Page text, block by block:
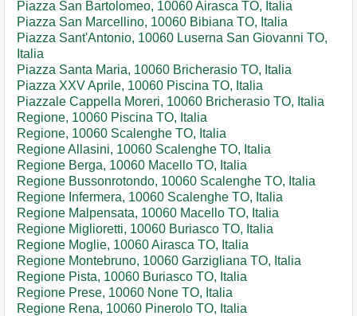
Piazza San Bartolomeo, 10060 Airasca TO, Italia
Piazza San Marcellino, 10060 Bibiana TO, Italia
Piazza Sant'Antonio, 10060 Luserna San Giovanni TO,
Italia
Piazza Santa Maria, 10060 Bricherasio TO, Italia
Piazza XXV Aprile, 10060 Piscina TO, Italia
Piazzale Cappella Moreri, 10060 Bricherasio TO, Italia
Regione, 10060 Piscina TO, Italia
Regione, 10060 Scalenghe TO, Italia
Regione Allasini, 10060 Scalenghe TO, Italia
Regione Berga, 10060 Macello TO, Italia
Regione Bussonrotondo, 10060 Scalenghe TO, Italia
Regione Infermera, 10060 Scalenghe TO, Italia
Regione Malpensata, 10060 Macello TO, Italia
Regione Miglioretti, 10060 Buriasco TO, Italia
Regione Moglie, 10060 Airasca TO, Italia
Regione Montebruno, 10060 Garzigliana TO, Italia
Regione Pista, 10060 Buriasco TO, Italia
Regione Prese, 10060 None TO, Italia
Regione Rena, 10060 Pinerolo TO, Italia